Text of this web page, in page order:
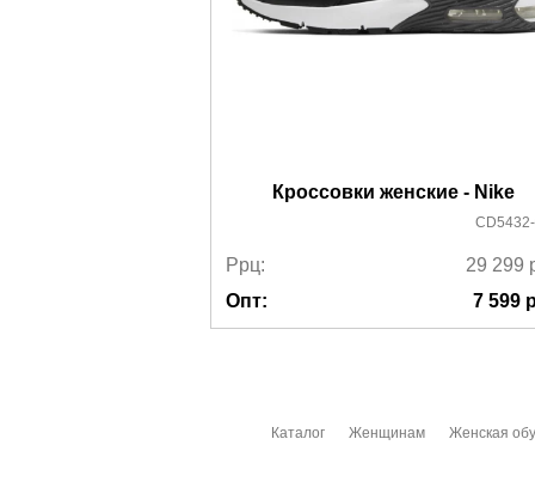
Кроссовки женские - Nike
Ррц: 29 299
Опт:
7 599
Каталог Женщинам Женская